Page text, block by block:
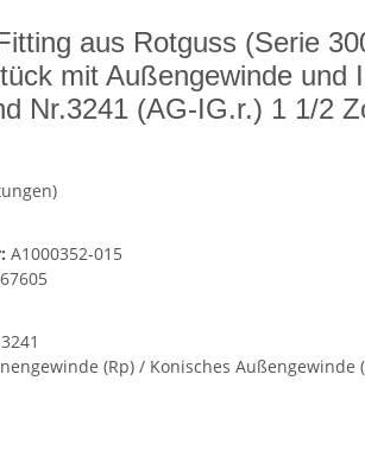
aus Rotguss (Serie
mit Außengewinde und
Nr.3241 (AG-IG.r.) 1 1/2
A1000352-015
(Rp) / Konisches Außengewinde